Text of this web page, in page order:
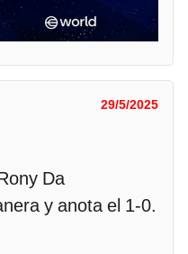
29/5/2025
Da
y anota el 1-0.